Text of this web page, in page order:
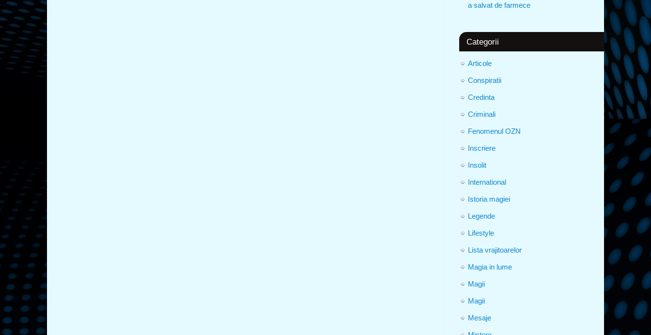
a salvat de farmece
Categorii
Articole
Conspiratii
Credinta
Criminali
Fenomenul OZN
Inscriere
Insolit
International
Istoria magiei
Legende
Lifestyle
Lista vrajitoarelor
Magia in lume
Magii
Magii
Mesaje